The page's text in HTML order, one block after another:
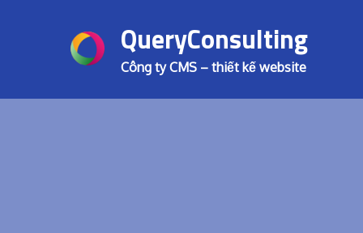
QueryConsulting
Công ty CMS – thiết kế website